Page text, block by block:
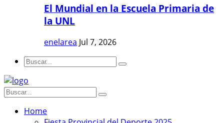
El Mundial en la Escuela Primaria de
la UNL
enelarea Jul 7, 2026
Home